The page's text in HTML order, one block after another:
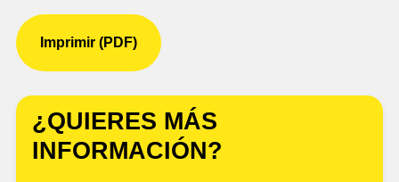
Imprimir (PDF)
¿QUIERES MÁS
INFORMACIÓN?